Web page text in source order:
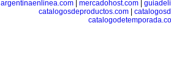
argentinaenlinea.com| mercadohost.com|
catalogosdeproductos.com